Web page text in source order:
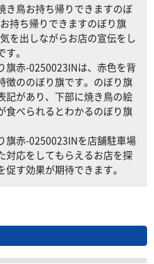
き鳥お持ち帰りできますのぼ
持ち帰りできますのぼり旗
を出しながらお店の宣伝をし
。
旗赤-0250023INは、赤色を背
徴ののぼり旗です。のぼり旗
記があり、下部に焼き鳥の絵
食べられるとわかるのぼり旗
旗赤-0250023INを店舗駐車場
対応をしてもらえるお店を探
す効果が期待できます。